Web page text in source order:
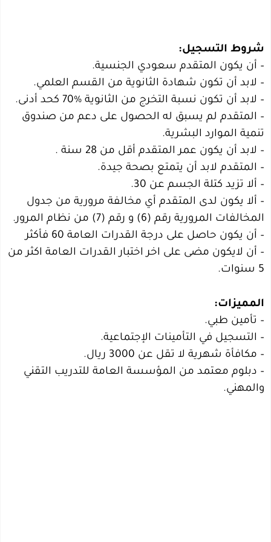
شروط التسجيل:
– أن يكون المتقدم سعودي الجنسية.
– لابد أن تكون شهادة الثانوية من القسم العلمي.
– لابد أن تكون نسبة التخرج من الثانوية %70 كحد أدنى.
– المتقدم لم يسبق له الحصول على دعم من صندوق
تنمية الموارد البشرية.
– لابد أن يكون عمر المتقدم أقل من 28 سنة .
– المتقدم لابد أن يتمتع بصحة جيدة.
– ألا تزيد كتلة الجسم عن 30.
– ألا يكون لدى المتقدم أي مخالفة مرورية من جدول
المخالفات المرورية رقم (6) و رقم (7) من نظام المرور.
– أن يكون حاصل على درجة القدرات العامة 60 فأكثر
– أن لايكون مضى على اخر اختبار القدرات العامة اكثر من
5 سنوات.
المميزات:
– تأمين طبي.
– التسجيل في التأمينات الإجتماعية.
– مكافأة شهرية لا تقل عن 3000 ريال.
– دبلوم معتمد من المؤسسة العامة للتدريب التقني
والمهني.